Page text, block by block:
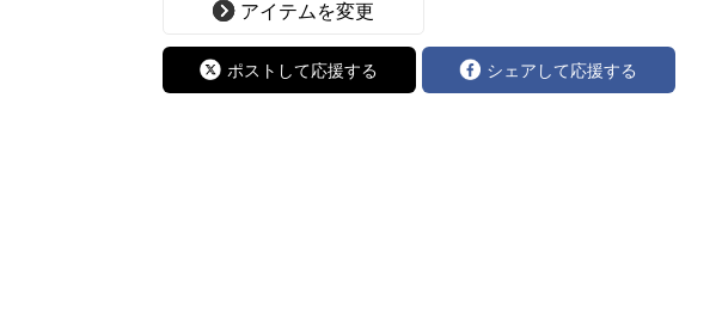
アイテムを変更
ポストして応援する シェアして応援する